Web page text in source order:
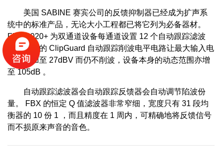
美国 SABINE 赛宾公司的反馈抑制器已经成为扩声系
统中的标准产品，无论大小工程都已将它列为必备器材。
FBX-2020+ 为双通道设备每通道设置 12 个自动跟踪滤波
器。专利的 ClipGuard 自动跟踪削波电平电路让最大输入电
平能增加至 27dBV 而仍不削波，设备本身的动态范围亦增
至 105dB 。
自动跟踪滤波器会自动跟踪反馈器会自动调节陷波份
量。 FBX 的恒定 Q 值滤波器非常窄细，宽度只有 31 段均
衡器的 10 份 1 ，而且精度在 1 周内，可精确地将反馈信号
而不损原来声音的音色。